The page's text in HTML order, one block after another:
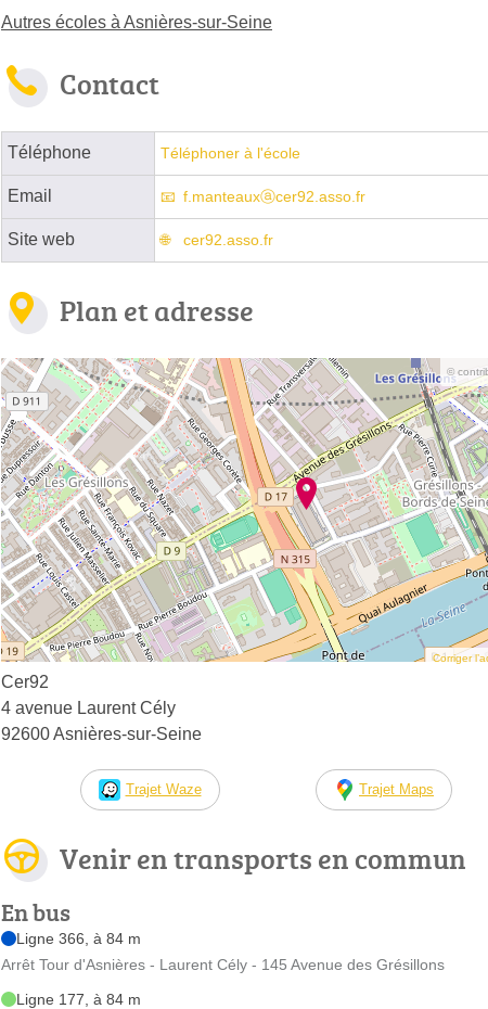
Autres écoles à Asnières-sur-Seine
Contact
Téléphone Téléphoner à l'école
Email f.manteauxⓐcer92.asso.fr
Site web cer92.asso.fr
Plan et adresse
©
Corriger
Cer92
4 avenue Laurent Cély
92600 Asnières-sur-Seine
Trajet Waze Trajet Maps
Venir en transports en commun
En bus
Ligne 366, à 84 m
Arrêt Tour d'Asnières - Laurent Cély - 145 Avenue des Grésillons
Ligne 177, à 84 m